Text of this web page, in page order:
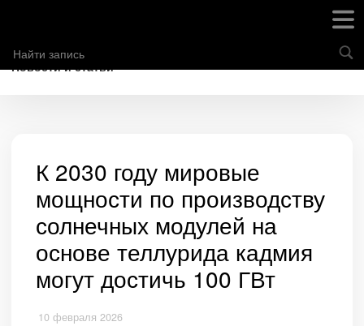
Новости и статьи
К 2030 году мировые
мощности по производству
солнечных модулей на
основе теллурида кадмия
могут достичь 100 ГВт
10 февраля 2026